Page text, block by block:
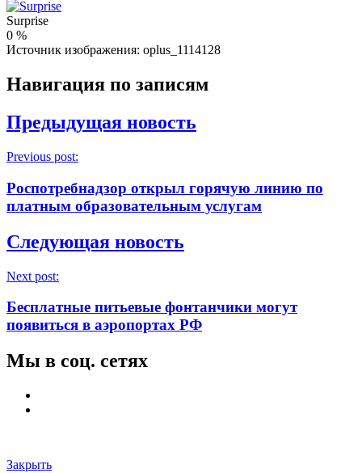
Surprise
0 %
Источник изображения: oplus_1114128
Навигация по записям
Предыдущая новость
Previous post:
Роспотребнадзор открыл горячую линию по
платным образовательным услугам
Следующая новость
Next post:
Бесплатные питьевые фонтанчики могут
появиться в аэропортах РФ
Мы в соц. сетях
Закрыть